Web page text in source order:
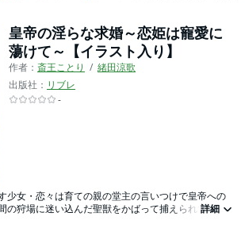
皇帝の淫らな求婚～恋姫は寵愛に
蕩けて～【イラスト入り】
作者： 斎王ことり
緒田涼歌
出版社： リブレ
-
少女・恋々は育ての親の堂主の言いつけで皇帝への
の狩場に迷い込んだ聖獣をかばって捕えられてしま
詳細